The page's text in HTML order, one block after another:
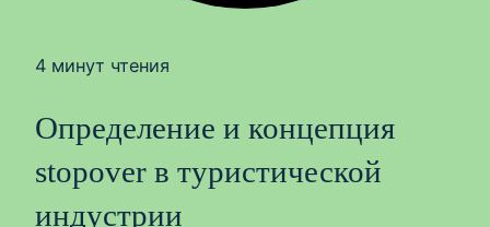
4 минут чтения
Определение и концепция
stopover в туристической
индустрии